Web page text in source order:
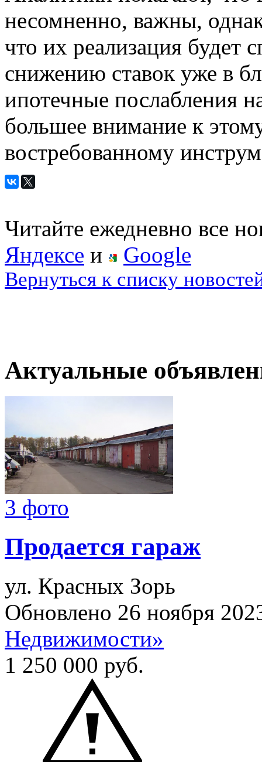
несомненно, важны,
что их реализация будет
снижению ставок уже в
ипотечные послабления
большее внимание к
востребованному
Читайте ежедневно все
Яндексе и Google
Вернуться к списку
Актуальные
3 фото
Продается гараж
ул. Красных Зорь
Обновлено 26 ноября
Недвижимости»
1 250 000 руб.